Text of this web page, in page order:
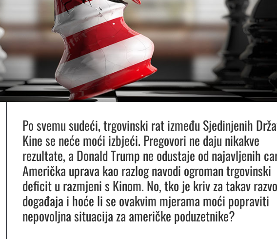
Po svemu sudeći, trgovinski rat između Sjedinjenih
Kine se neće moći izbjeći. Pregovori ne daju nikakve
rezultate, a Donald Trump ne odustaje od najavljenih
Američka uprava kao razlog navodi ogroman trgovinski
deficit u razmjeni s Kinom. No, tko je kriv za takav
događaja i hoće li se ovakvim mjerama moći popraviti
nepovoljna situacija za američke poduzetnike?